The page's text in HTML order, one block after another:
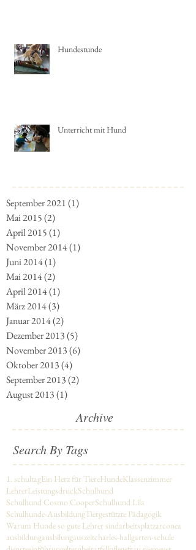
September 2021
Mai 2015(2)2 Beiträge
April 2015(1)
November 2014
Juni 2014(1)1 Beitrag
Mai 2014(2)2 Beiträge
April 2014(1)1 Beitrag
März 2014(3)3 Beiträge
Januar 2014(2)2 Beiträge
Dezember 2013(5)
November 2013 (6)
Oktober 2013(4)
1 Beitrag
Search By Tags
1. schultagEin Herz für TiereHundeKlassenzimmer
LehrerLeistungsdruckSchulhund
Schulhund Cosmo CooperSchulhund Lila
Schulhunde-AusbildungTiergestützte Pädagogik